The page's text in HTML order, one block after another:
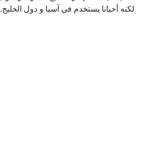
لكنه أحيانا يستخدم في آسيا و دول الخليج.